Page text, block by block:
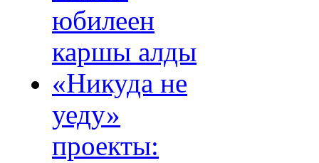
юбилеен
каршы алды
«Никуда не
уеду»
проекты: